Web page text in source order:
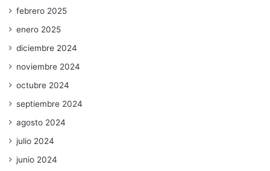
febrero 2025
enero 2025
diciembre 2024
noviembre 2024
octubre 2024
septiembre 2024
agosto 2024
julio 2024
junio 2024